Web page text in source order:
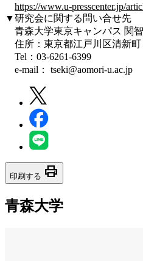
https://www.u-presscenter.jp/
▼研究会に関する問い合せ先
青森大学東京キャンパス 関
住所：東京都江戸川区清新町
Tel：03-6261-6399
e-mail： tseki@aomori-u.ac.jp
印刷する print
青森大学